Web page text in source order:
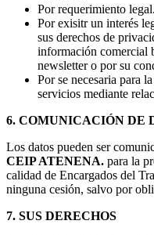
Por requerimiento legal.
Por exisitr un interés
sus derechos de
información comercial
newsletter o por su
Por se necesaria para
servicios mediante
6. COMUNICACIÓN DE
Los datos pueden ser
CEIP ATENENA. para la
calidad de Encargados del
ninguna cesión, salvo por
7. SUS DERECHOS